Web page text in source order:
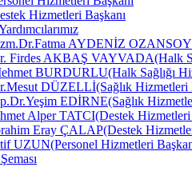
Hizmetleri Başkanı
AYDENİZ
Firdes AKBAŞ VAYVADA(Halk
BURDURLU(Halk Sağlığı
DÜZELLİ(Sağlık Hizmetleri
EDİRNE(Sağlık
Alper TATCI(Destek Hizmetleri
Eray ÇALAP(Destek
UZUN(Personel Hizmetleri Başkan